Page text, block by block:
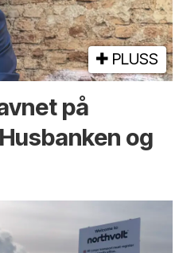
PLUSS
på
og